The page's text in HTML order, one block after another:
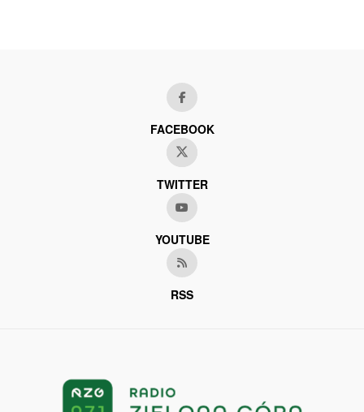
FACEBOOK
TWITTER
YOUTUBE
RSS